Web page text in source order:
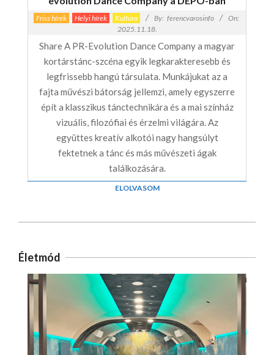
Friss hírek Helyi hírek Kultúra By: ferencvarosinfo
On:
2025.11.18.
Share A PR-Evolution Dance Company a magyar
kortárstánc-szcéna egyik legkarakteresebb és
legfrissebb hangú társulata. Munkájukat az a
fajta művészi bátorság jellemzi, amely egyszerre
épít a klasszikus tánctechnikára és a mai színház
vizuális, filozófiai és érzelmi világára. Az
együttes kreatív alkotói nagy hangsúlyt
fektetnek a tánc és más művészeti ágak
találkozására.
ELOLVASOM
Életmód